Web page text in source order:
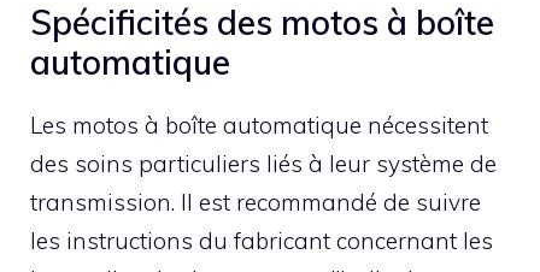
Spécificités des motos à boîte
automatique
Les motos à boîte automatique nécessitent
des soins particuliers liés à leur système de
transmission. Il est recommandé de suivre
les instructions du fabricant concernant les